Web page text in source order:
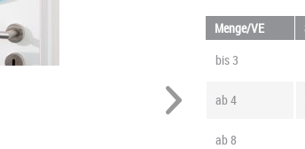
Menge/VE
bis 3
ab4
ab8